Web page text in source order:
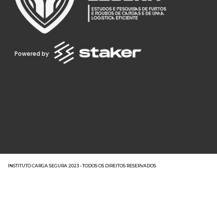
Powered by
INSTITUTO CARGA SEGURA 2023 - TODOS OS DIREITOS RESERVADOS